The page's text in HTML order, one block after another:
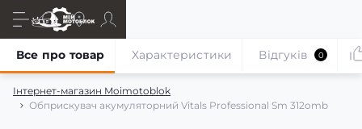
Інтернет-магазин Moimotoblok
Обприскувач акумуляторний Vitals Professional Sm 312omb
Все про товар Характеристики Відгуків 0